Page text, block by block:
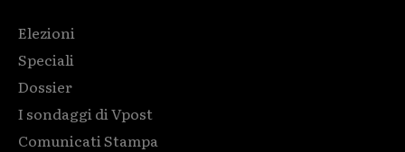
Elezioni
Speciali
Dossier
I sondaggi di Vpost
Comunicati Stampa